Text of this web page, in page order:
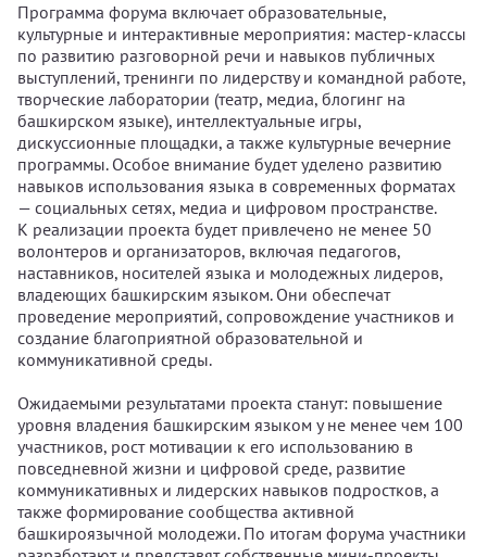
Программа форума включает образовательные,
культурные и интерактивные мероприятия: мастер-классы
по развитию разговорной речи и навыков публичных
выступлений, тренинги по лидерству и командной работе,
творческие лаборатории (театр, медиа, блогинг на
башкирском языке), интеллектуальные игры,
дискуссионные площадки, а также культурные вечерние
программы. Особое внимание будет уделено развитию
навыков использования языка в современных форматах
— социальных сетях, медиа и цифровом пространстве.
К реализации проекта будет привлечено не менее 50
волонтеров и организаторов, включая педагогов,
наставников, носителей языка и молодежных лидеров,
владеющих башкирским языком. Они обеспечат
проведение мероприятий, сопровождение участников и
создание благоприятной образовательной и
коммуникативной среды.
Ожидаемыми результатами проекта станут: повышение
уровня владения башкирским языком у не менее чем 100
участников, рост мотивации к его использованию в
повседневной жизни и цифровой среде, развитие
коммуникативных и лидерских навыков подростков, а
также формирование сообщества активной
башкироязычной молодежи. По итогам форума участники